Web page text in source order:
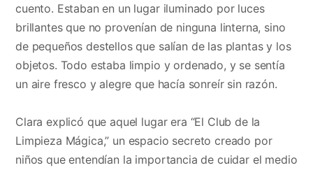
cuento. Estaban en un lugar iluminado por luces
brillantes que no provenían de ninguna linterna, sino
de pequeños destellos que salían de las plantas y los
objetos. Todo estaba limpio y ordenado, y se sentía
un aire fresco y alegre que hacía sonreír sin razón.
Clara explicó que aquel lugar era “El Club de la
Limpieza Mágica,” un espacio secreto creado por
niños que entendían la importancia de cuidar el medio